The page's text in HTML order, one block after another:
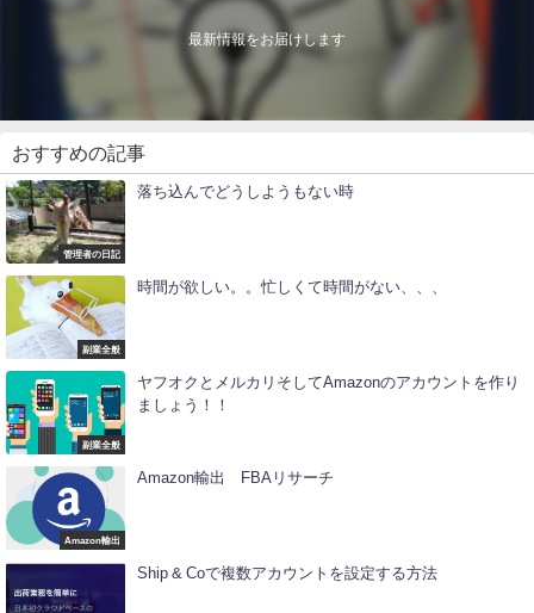
最新情報をお届けします
おすすめの記事
管理者の日記
落ち込んでどうしようもない時
副業全般
時間が欲しい。。忙しくて時間がない、、、
副業全般
ヤフオクとメルカリそしてAmazonのアカウントを作り
ましょう！！
Amazon輸出
Amazon輸出 FBAリサーチ
Ship & Coで複数アカウントを設定する方法